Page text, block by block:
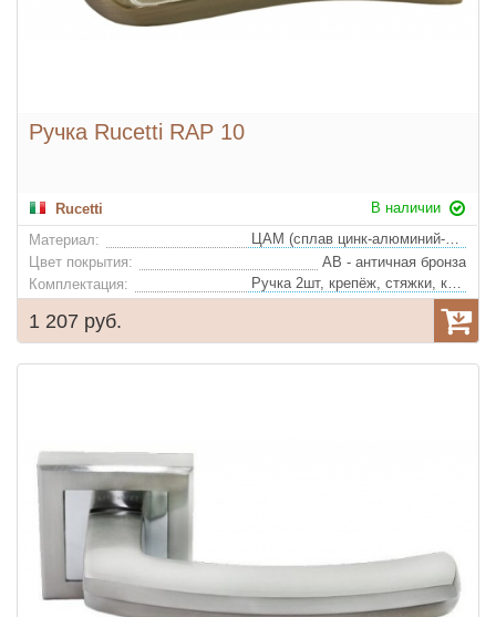
Ручка Rucetti RAP 10
Rucetti
В наличии
Материал:
ЦАМ (сплав цинк-алюминий-медь)
Цвет покрытия:
AB - античная бронза
Комплектация:
Ручка 2шт, крепёж, стяжки, квадрат
1 207 руб.